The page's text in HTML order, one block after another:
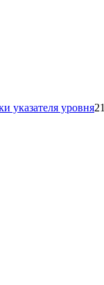
указателя уровня21